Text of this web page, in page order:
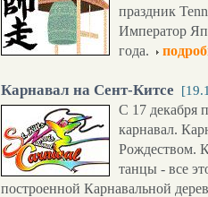
праздник
Император
года.
Карнавал на Сент-Китсе
С 17 декабря
карнавал.
Рождеством.
танцы - все
построенной Карнавальной